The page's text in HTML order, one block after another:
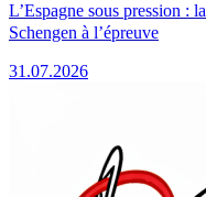
L’Espagne sous pression :
Schengen à l’épreuve
31.07.2026